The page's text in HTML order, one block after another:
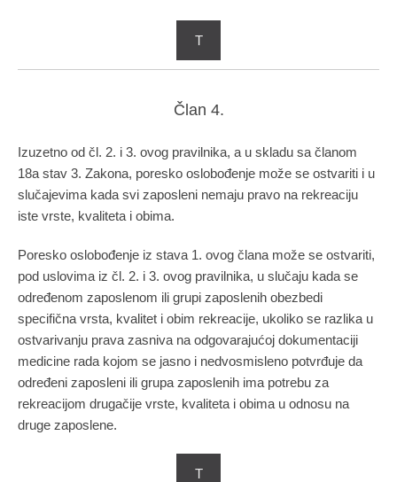
T
Član 4.
Izuzetno od čl. 2. i 3. ovog pravilnika, a u skladu sa članom
18a stav 3. Zakona, poresko oslobođenje može se ostvariti i u
slučajevima kada svi zaposleni nemaju pravo na rekreaciju
iste vrste, kvaliteta i obima.
Poresko oslobođenje iz stava 1. ovog člana može se ostvariti,
pod uslovima iz čl. 2. i 3. ovog pravilnika, u slučaju kada se
određenom zaposlenom ili grupi zaposlenih obezbedi
specifična vrsta, kvalitet i obim rekreacije, ukoliko se razlika u
ostvarivanju prava zasniva na odgovarajućoj dokumentaciji
medicine rada kojom se jasno i nedvosmisleno potvrđuje da
određeni zaposleni ili grupa zaposlenih ima potrebu za
rekreacijom drugačije vrste, kvaliteta i obima u odnosu na
druge zaposlene.
T